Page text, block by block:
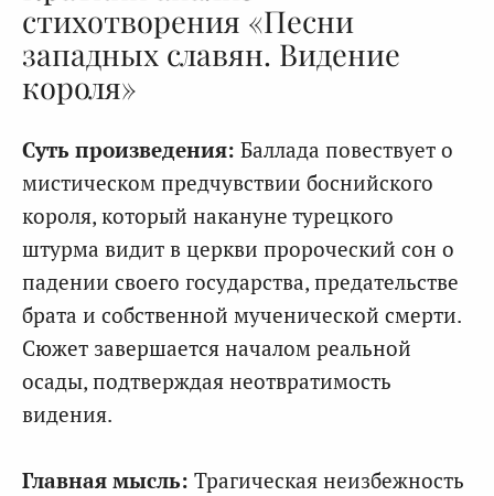
стихотворения «Песни
западных славян. Видение
короля»
Суть произведения: Баллада повествует о
мистическом предчувствии боснийского
короля, который накануне турецкого
штурма видит в церкви пророческий сон о
падении своего государства, предательстве
брата и собственной мученической смерти.
Сюжет завершается началом реальной
осады, подтверждая неотвратимость
видения.
Главная мысль: Трагическая неизбежность